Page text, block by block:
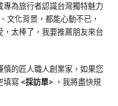
為旅行者認識台灣獨特魅力
文化背景，都能心動不已，
太棒了，我要推薦朋友來台
的匠人職人創業家，如果您
填寫 <採訪單> ，我將盡快規